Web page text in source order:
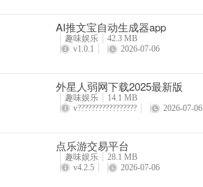
AI推文宝自动生成器app
趣味娱乐
42.3 MB
v1.0.1
2026-07-06
​外星人弱网下载2025最新版
趣味娱乐
14.1 MB
v?????????????????
2026-07-06
点乐游交易平台
趣味娱乐
28.1 MB
v4.2.5
2026-07-06